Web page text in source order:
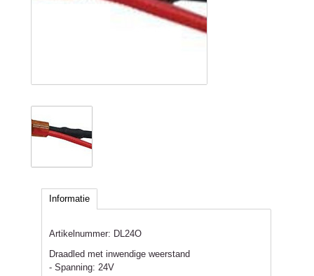
Informatie
Artikelnummer: DL24O
Draadled met inwendige weerstand
- Spanning: 24V